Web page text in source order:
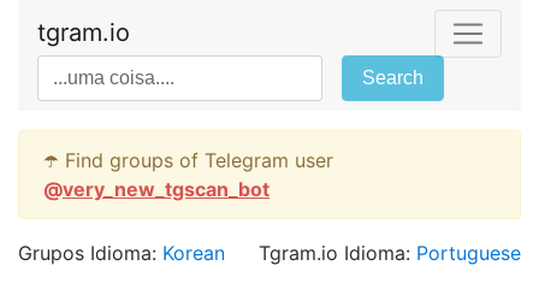
tgram.io
Search
☂️ Find groups of Telegram user
@very_new_tgscan_bot
Grupos Idioma: Korean Tgram.io Idioma: Portuguese